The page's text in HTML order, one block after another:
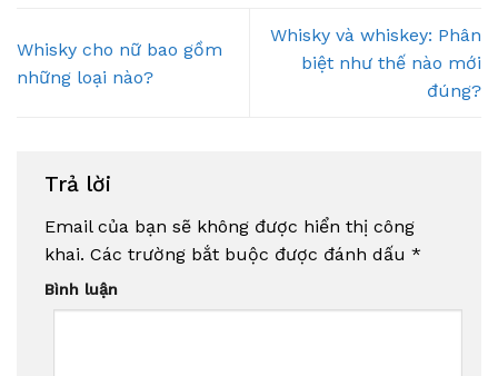
Whisky cho nữ bao gồm
những loại nào?
Whisky và whiskey: Phân
biệt như thế nào mới
đúng?
Trả lời
Email của bạn sẽ không được hiển thị công
khai. Các trường bắt buộc được đánh dấu *
Bình luận